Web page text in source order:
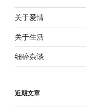
关于爱情
关于生活
细碎杂谈
近期文章